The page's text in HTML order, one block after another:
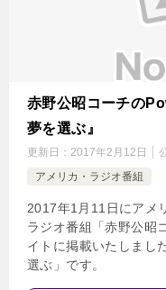
赤野公昭コーチの
夢を選ぶ』
更新日： 2017年2月12日
アメリカ・ラジオ番組
2017年1月11日にアメ
ラジオ番組「赤野公昭
イトに掲載いたしまし
選ぶ」です。